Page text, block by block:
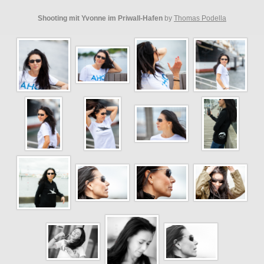
Shooting mit Yvonne im Priwall-Hafen by Thomas Podella